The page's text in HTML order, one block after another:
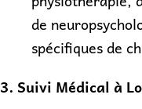
de
spécifiques de
3. Suivi Médical à